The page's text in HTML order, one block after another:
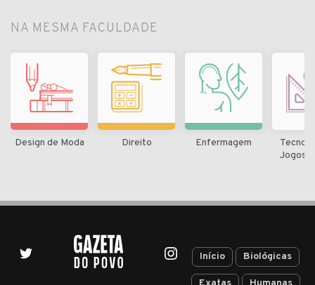
NA MESMA FACULDADE
Design de Moda Direito Enfermagem
Jogos
Início Biológicas